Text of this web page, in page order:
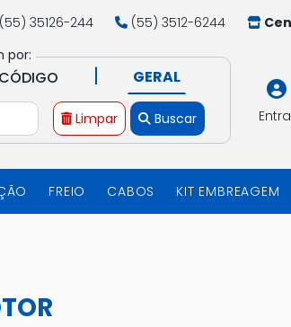
(55) 35126-244 (55) 3512-6244
por:
CÓDIGO | GERAL
Limpar Buscar
FREIO CABOS KIT EMBREAGEM